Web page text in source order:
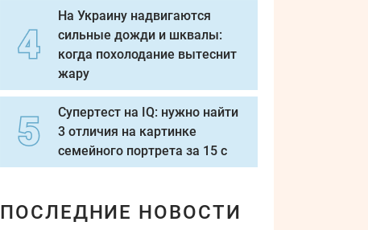
На Украину надвигаются
сильные дожди и шквалы:
когда похолодание вытеснит
жару
Супертест на IQ: нужно найти
3 отличия на картинке
семейного портрета за 15 с
ПОСЛЕДНИЕ НОВОСТИ